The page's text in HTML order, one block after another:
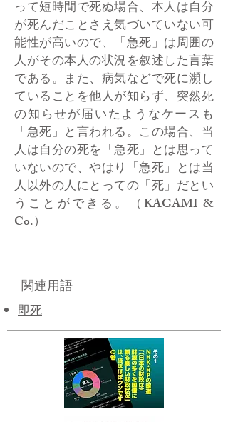
って短時間で死ぬ場合、本人は自分
が死んだことさえ気づいていない可
能性が高いので、「急死」は周囲の
人がその本人の状況を叙述した言葉
である。また、病気などで死に瀕し
ていることを他人が知らず、突然死
の知らせが届いたようなケースも
「急死」と言われる。この場合、当
人は自分の死を「急死」とは思って
いないので、やはり「急死」とは当
人以外の人にとっての「死」だとい
うことができる。（KAGAMI &
Co.）
関連用語
即死